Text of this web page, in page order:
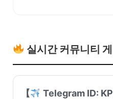
실시간 커뮤니티
【
Telegram ID: